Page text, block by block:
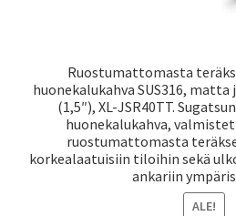
Ruostumattomasta
huonekalukahva SUS316,
(1,5″), XL-JSR40TT.
huonekalukahva,
ruostumattomasta
korkealaatuisiin tiloihin sekä
ankariin
ALE!